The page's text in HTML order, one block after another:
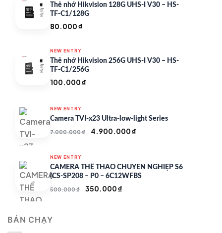
Thẻ nhớ Hikvision 128G UHS-I V30 – HS-
TF-C1/128G
80.000₫
NEW ENTRY
Thẻ nhớ Hikvision 256G UHS-I V30 – HS-
TF-C1/256G
100.000₫
NEW ENTRY
Camera TVI-x23 Ultra-low-light Series
7.000.000₫
Giá
7.000.000 ₫.
4.900.000₫
là:
4.900.000 ₫.
NEW ENTRY
CAMERA THỂ THAO CHUYÊN NGHIỆP S6
(CS-SP208 – P0 – 6C12WFBS
500.000₫
Giá
350.000₫
BÁN CHẠY